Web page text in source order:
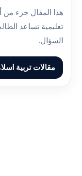
هذا المقال جزء من
تعليمية تساعد
السؤال.
مقالات تربية